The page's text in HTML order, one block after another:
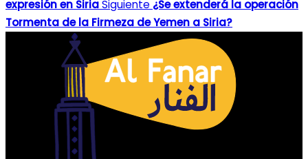
expresión en SiriaSiguiente ¿Se extenderá la operación
Tormenta de la Firmeza de Yemen a Siria?